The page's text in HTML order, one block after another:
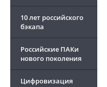
10 лет российского
бэкапа
Российские ПАКи
нового поколения
Цифровизация